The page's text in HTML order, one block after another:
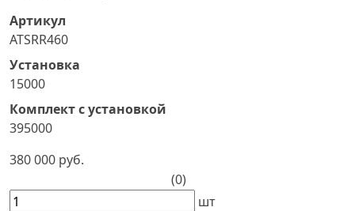
Артикул
ATSRR460
Установка
15000
Комплект с установкой
395000
380 000 руб.
(0)
шт